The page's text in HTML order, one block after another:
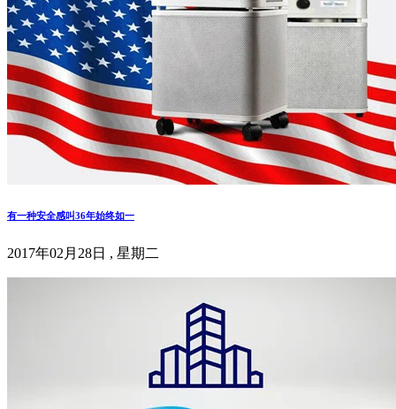
有一种安全感叫36年始终如一
2017年02月28日 , 星期二